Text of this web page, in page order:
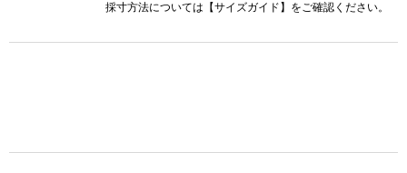
採寸方法については 【サイズガイド】 をご確認ください。